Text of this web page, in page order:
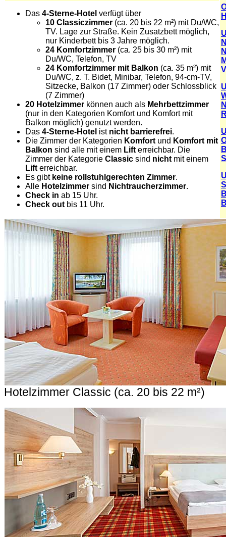
Das 4-Sterne-Hotel verfügt über
10 Classiczimmer (ca. 20 bis 22 m²) mit Du/WC,
TV. Lage zur Straße. Kein Zusatzbett möglich,
nur Kinderbett bis 3 Jahre möglich.
24 Komfortzimmer (ca. 25 bis 30 m²) mit
Du/WC, Telefon, TV
24 Komfortzimmer mit Balkon (ca. 35 m²) mit
Du/WC, z. T. Bidet, Minibar, Telefon, 94-cm-TV,
Sitzecke, Balkon (17 Zimmer) oder Schlossblick
(7 Zimmer)
20 Hotelzimmer können auch als Mehrbettzimmer
(nur in den Kategorien Komfort und Komfort mit
Balkon möglich) genutzt werden.
Das 4-Sterne-Hotel ist nicht barrierefrei.
Die Zimmer der Kategorien Komfort und Komfort mit
Balkon sind alle mit einem Lift erreichbar. Die
Zimmer der Kategorie Classic sind nicht mit einem
Lift erreichbar.
Es gibt keine rollstuhlgerechten Zimmer.
Alle Hotelzimmer sind Nichtraucherzimmer.
Check in ab 15 Uhr.
Check out bis 11 Uhr.
Hotelzimmer Classic (ca. 20 bis 22 m²)